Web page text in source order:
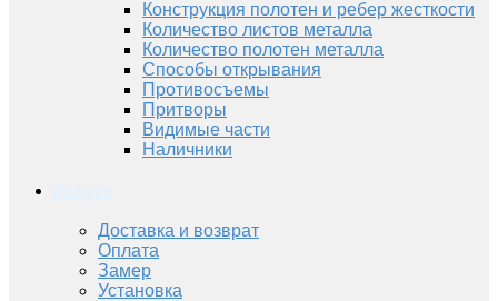
Конструкция полотен и ребер жесткости
Количество листов металла
Количество полотен металла
Способы открывания
Противосъемы
Притворы
Видимые части
Наличники
Доставка и возврат
Оплата
Замер
Установка